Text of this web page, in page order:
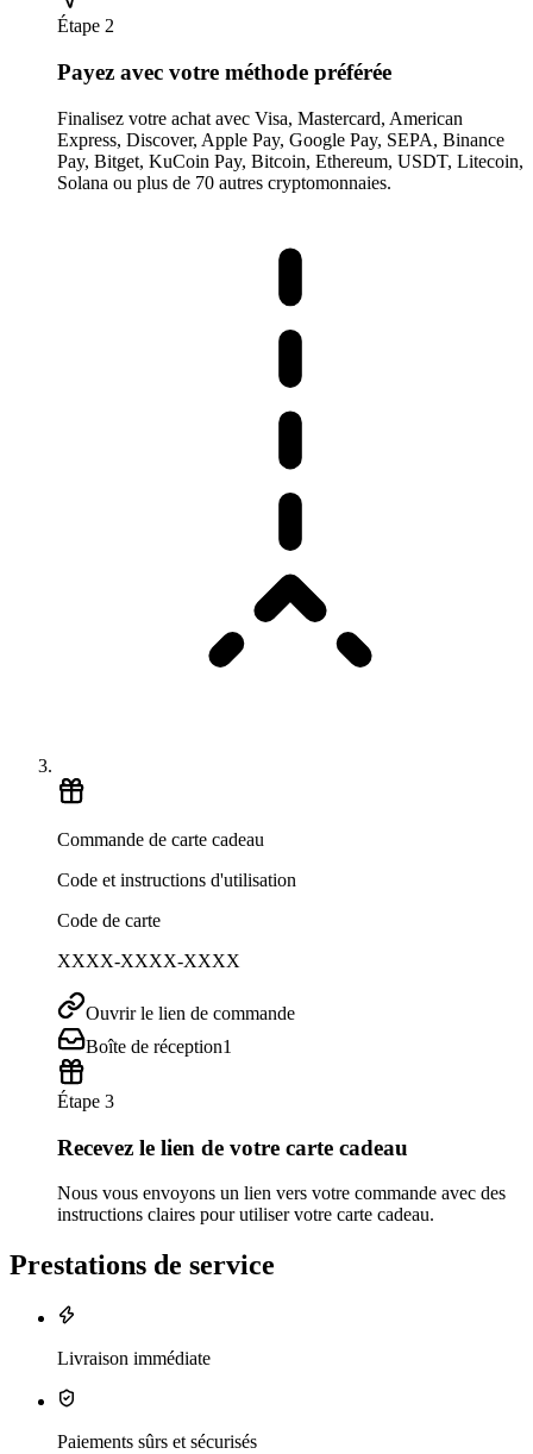
Étape 2
Payez avec votre méthode préférée
Finalisez votre achat avec Visa, Mastercard, American
Express, Discover, Apple Pay, Google Pay, SEPA, Binance
Pay, Bitget, KuCoin Pay, Bitcoin, Ethereum, USDT, Litecoin,
Solana ou plus de 70 autres cryptomonnaies.
Commande de carte cadeau
Code et instructions d'utilisation
Code de carte
XXXX-XXXX-XXXX
Ouvrir le lien de commande
Boîte de réception1
Étape 3
Recevez le lien de votre carte cadeau
Nous vous envoyons un lien vers votre commande avec des
instructions claires pour utiliser votre carte cadeau.
Prestations de service
Livraison immédiate
Paiements sûrs et sécurisés